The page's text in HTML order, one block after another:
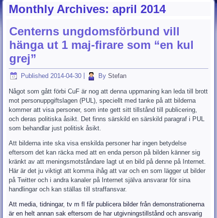
Monthly Archives:april 2014
Centerns ungdomsförbund vill
hänga ut 1 maj-firare som “en kul
grej”
Published 2014-04-30 By Stefan
Något som gått förbi CuF är nog att denna uppmaning kan leda till brott
mot personuppgiftslagen (PUL), speciellt med tanke på att bilderna
kommer att visa personer, som inte gett sitt tillstånd till publicering,
och deras politiska åsikt. Det finns särskild en särskild paragraf i PUL
som behandlar just politisk åsikt.
Att bilderna inte ska visa enskilda personer har ingen betydelse
eftersom det kan räcka med att en enda person på bilden känner sig
kränkt av att meningsmotståndare lagt ut en bild på denne på Internet.
Här är det ju viktigt att komma ihåg att var och en som lägger ut bilder
på Twitter och i andra kanaler på Internet själva ansvarar för sina
handlingar och kan ställas till straffansvar.
Att media, tidningar, tv m fl får publicera bilder från demonstrationerna
är en helt annan sak eftersom de har utgivningstillstånd och ansvarig